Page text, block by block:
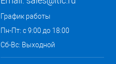
График работы
Пн-Пт: с 9:00 до 18:00
Сб-Вс: Выходной